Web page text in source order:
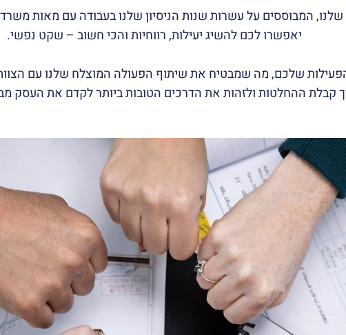
שלנו, המבוססים על עשרות שנות הניסיון שלנו בעבודה עם מאות
יאפשרו לכם להשיג יעילות, רווחיות והכי חשוב – שקט נפשי.
שלכם, מה שמבטיח את שיתוף הפעולה המוצלח שלנו עם
ההחלטות ולזהות את הדרכים הטובות ביותר לקדם את העסק